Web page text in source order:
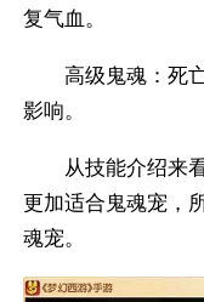
复气血。
高级鬼魂：死亡
影响。
从技能介绍来看
更加适合鬼魂宠，
魂宠。